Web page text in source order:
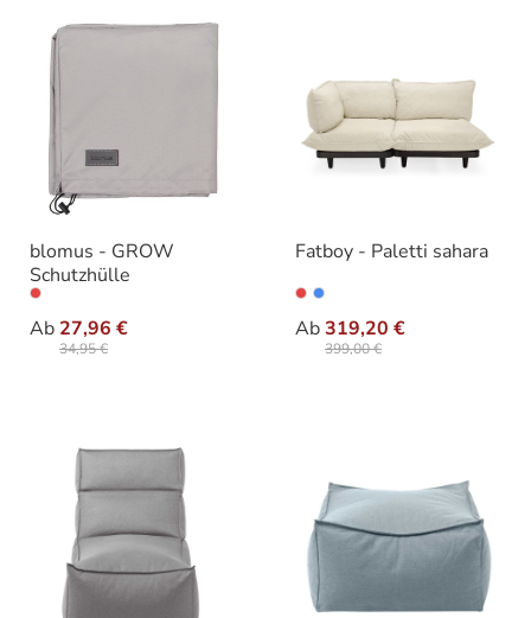
blomus - GROW
Schutzhülle
Ab 27,96 €
34,95 €
Varianten
Fatboy - Paletti sahara
Ab319,20 €
399,00 €
Varianten